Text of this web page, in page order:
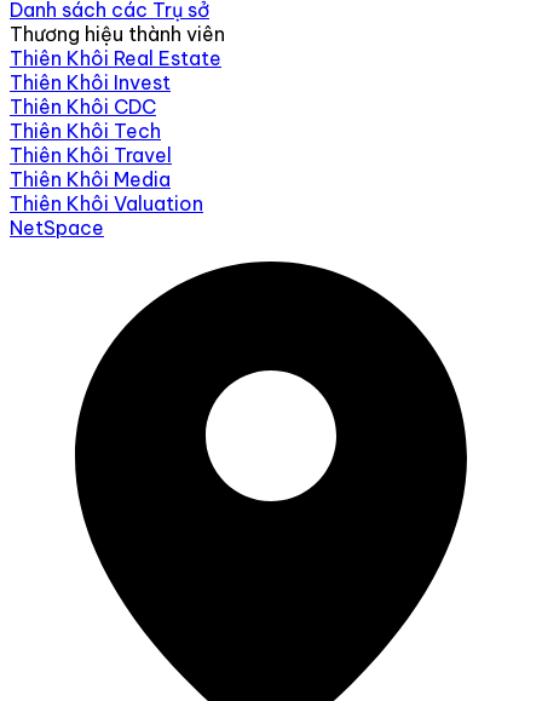
Danh sách các Trụ sở
Thương hiệu thành viên
Thiên Khôi Real Estate
Thiên Khôi Invest
Thiên Khôi CDC
Thiên Khôi Tech
Thiên Khôi Travel
Thiên Khôi Media
Thiên Khôi Valuation
NetSpace